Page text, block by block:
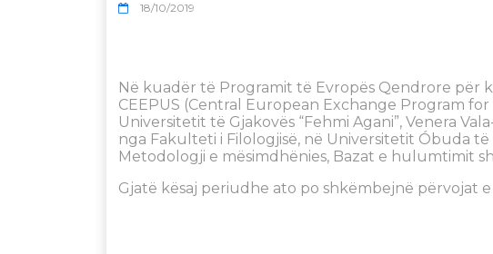
18/10/2019
Në kuadër të Programit të Evropës Qendrore për
CEEPUS (Central European Exchange Program
Universitetit të Gjakovës “Fehmi Agani”, Venera
nga Fakulteti i Filologjisë, në Universitetit Óbuda
Metodologji e mësimdhënies, Bazat e hulumtimit
Gjatë kësaj periudhe ato po shkëmbejnë përvojat